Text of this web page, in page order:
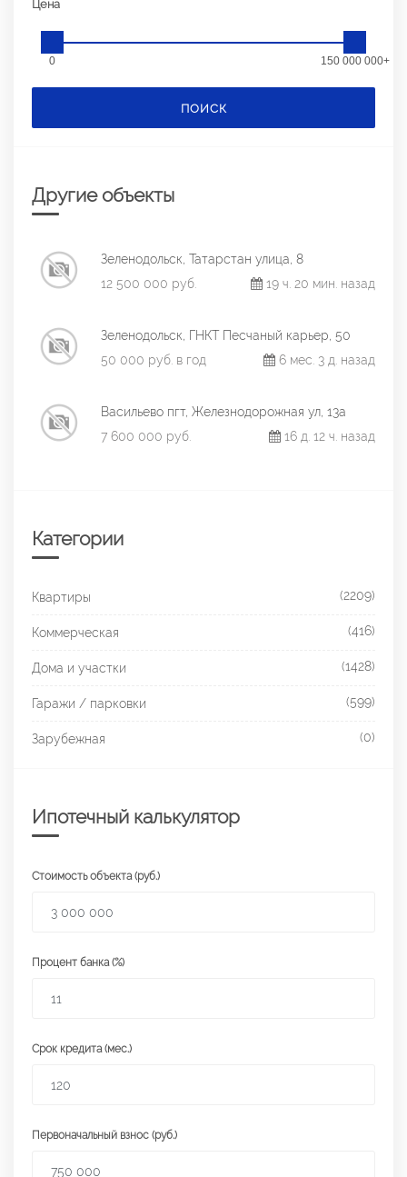
Цена
0 150 000 000+
ПОИСК
Другие объекты
Зеленодольск, Татарстан улица, 8
12 500 000 руб.
19 ч. 20 мин. назад
Зеленодольск, ГНКТ Песчаный карьер, 50
50 000 руб. в год
6 мес. 3 д. назад
Васильево пгт, Железнодорожная ул, 13а
7 600 000 руб.
16 д. 12 ч. назад
Категории
Квартиры (2209)
Коммерческая (416)
Дома и участки (1428)
Гаражи / парковки (599)
Зарубежная (0)
Ипотечный калькулятор
Стоимость объекта (руб.)
Процент банка (%)
Срок кредита (мес.)
Первоначальный взнос (руб.)